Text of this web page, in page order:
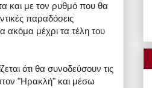
και με τον ρυθμό που θα
παραδόσεις
ακόμα μέχρι τα τέλη του
ότι θα συνοδεύσουν τις
"Ηρακλή" και μέσω